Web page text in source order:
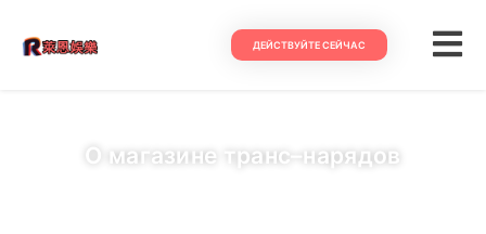
ДЕЙСТВУЙТЕ СЕЙЧАС
О магазине транс–нарядов